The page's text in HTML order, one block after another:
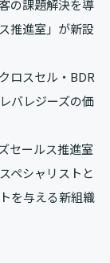
の課題解決を導
推進室」が新設
ロスセル・BDR
バレジーズの価
セールス推進室
ペシャリストと
を与える新組織